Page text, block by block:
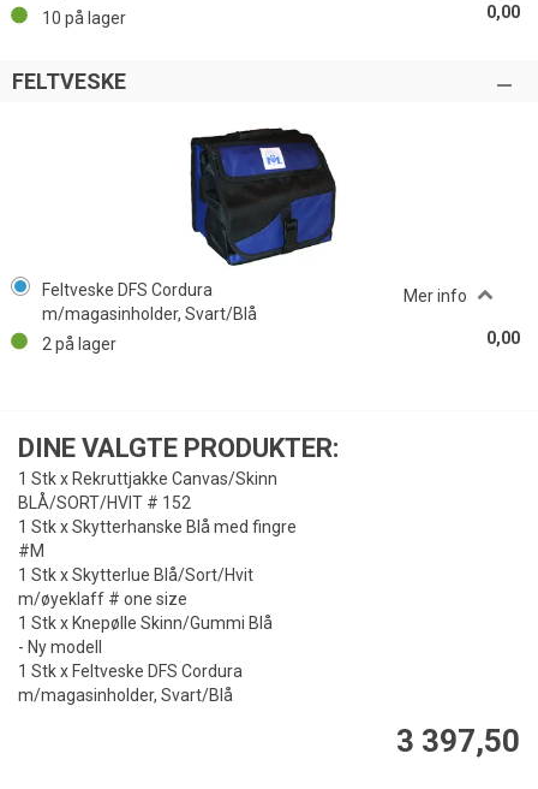
10 på lager 0,00
FELTVESKE
Feltveske DFS Cordura
m/magasinholder, Svart/Blå
Mer info
2på lager 0,00
DINE VALGTE PRODUKTER:
1 Stk x Rekruttjakke Canvas/Skinn
BLÅ/SORT/HVIT # 152
1 Stk x Skytterhanske Blå med fingre
#M
1 Stk x Skytterlue Blå/Sort/Hvit
m/øyeklaff # one size
1 Stk x Knepølle Skinn/Gummi Blå
- Ny modell
1 Stk x Feltveske DFS Cordura
m/magasinholder, Svart/Blå
3 397,50